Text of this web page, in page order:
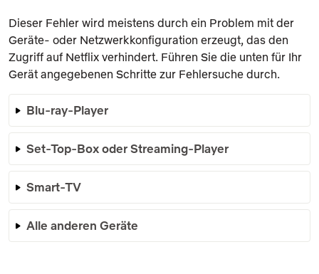
Dieser Fehler wird meistens durch ein Problem mit der
Geräte- oder Netzwerkkonfiguration erzeugt, das den
Zugriff auf Netflix verhindert. Führen Sie die unten für Ihr
Gerät angegebenen Schritte zur Fehlersuche durch.
Blu-ray-Player
Set-Top-Box oder Streaming-Player
Smart-TV
Alle anderen Geräte